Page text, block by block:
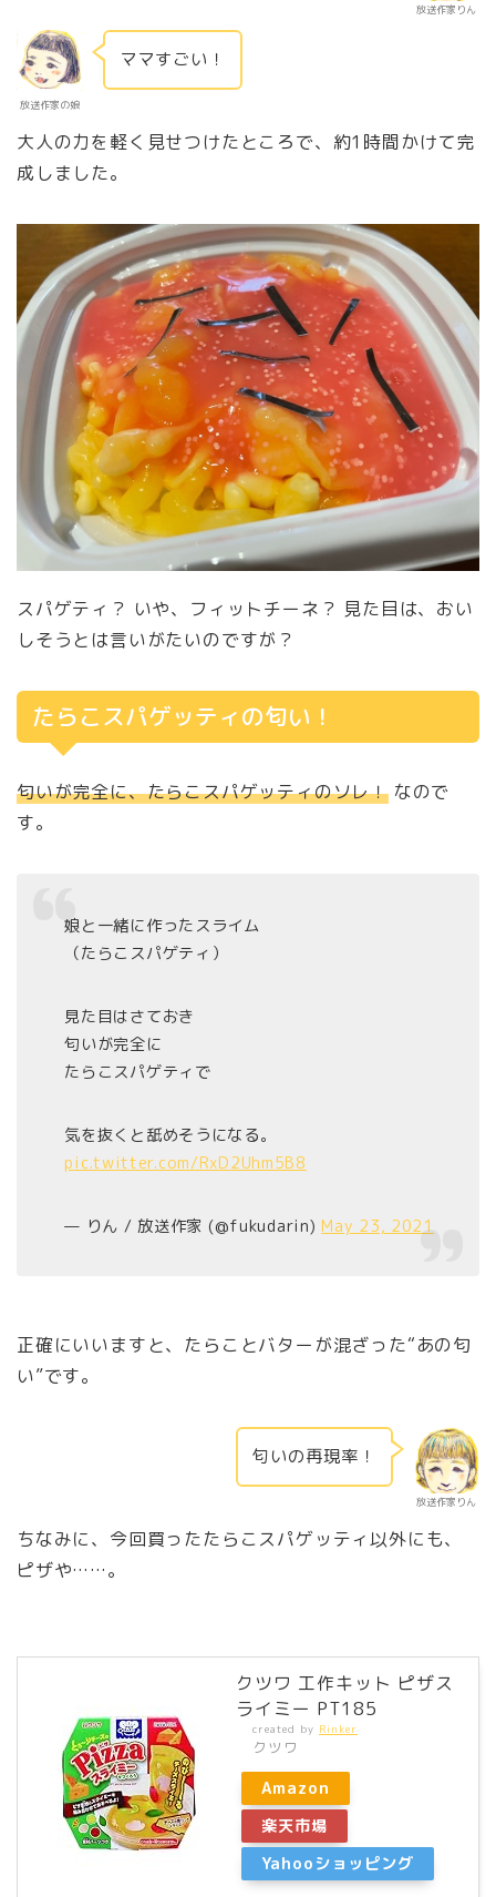
放送作家りん
放送作家の娘
ママすごい！
大人の力を軽く見せつけたところで、約1時間かけて完
成しました。
スパゲティ？ いや、フィットチーネ？ 見た目は、おい
しそうとは言いがたいのですが？
たらこスパゲッティの匂い！
匂いが完全に、たらこスパゲッティのソレ！ なので
す。
娘と一緒に作ったスライム
（たらこスパゲティ）
見た目はさておき
匂いが完全に
たらこスパゲティで
気を抜くと舐めそうになる。
pic.twitter.com/RxD2Uhm5B8
— りん / 放送作家 (@fukudarin)May 23, 2021
正確にいいますと、たらことバターが混ざった“あの匂
い”です。
放送作家りん
匂いの再現率！
ちなみに、今回買ったたらこスパゲッティ以外にも、
ピザや……。
クツワ 工作キット ピザス
ライミー PT185
created by Rinker
クツワ
Amazon
楽天市場
Yahooショッピング